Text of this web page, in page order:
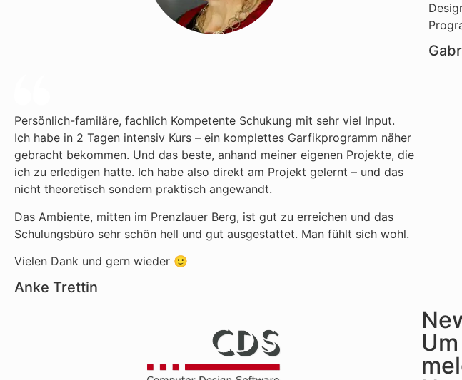
Persönlich-familäre, fachlich Kompetente Schukung mit sehr viel Input.
Ich habe in 2 Tagen intensiv Kurs – ein komplettes Garfikprogramm näher
gebracht bekommen. Und das beste, anhand meiner eigenen Projekte, die
ich zu erledigen hatte. Ich habe also direkt am Projekt gelernt – und das
nicht theoretisch sondern praktisch angewandt.
Das Ambiente, mitten im Prenzlauer Berg, ist gut zu erreichen und das
Schulungsbüro sehr schön hell und gut ausgestattet. Man fühlt sich wohl.
Vielen Dank und gern wieder 🙂
Anke Trettin